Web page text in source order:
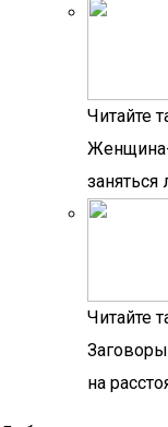
Читайте
Женщина-
Читайте
на